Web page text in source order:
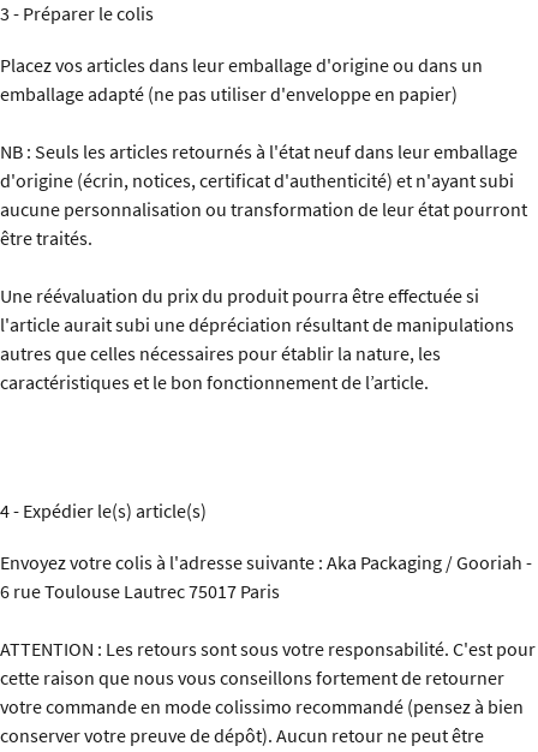
3 - Préparer le colis
Placez vos articles dans leur emballage d'origine ou dans un
emballage adapté (ne pas utiliser d'enveloppe en papier)
NB : Seuls les articles retournés à l'état neuf dans leur emballage
d'origine (écrin, notices, certificat d'authenticité) et n'ayant subi
aucune personnalisation ou transformation de leur état pourront
être traités.
Une réévaluation du prix du produit pourra être effectuée si
l'article aurait subi une dépréciation résultant de manipulations
autres que celles nécessaires pour établir la nature, les
caractéristiques et le bon fonctionnement de l’article.
4 - Expédier le(s) article(s)
Envoyez votre colis à l'adresse suivante : Aka Packaging / Gooriah -
6 rue Toulouse Lautrec 75017 Paris
ATTENTION : Les retours sont sous votre responsabilité. C'est pour
cette raison que nous vous conseillons fortement de retourner
votre commande en mode colissimo recommandé (pensez à bien
conserver votre preuve de dépôt). Aucun retour ne peut être